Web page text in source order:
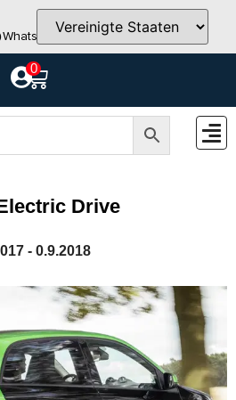
WhatsApp info@teutschtech.com
0
Drive
- 0.9.2018